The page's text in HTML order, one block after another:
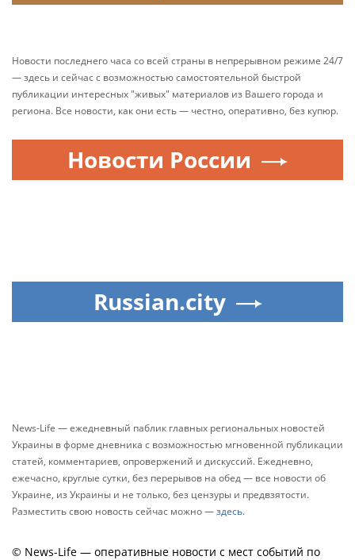
Новости последнего часа со всей страны в непрерывном режиме 24/7
— здесь и сейчас с возможностью самостоятельной быстрой
публикации интересных "живых" материалов из Вашего города и
региона. Все новости, как они есть — честно, оперативно, без купюр.
Новости России
Russian.city
News-Life — ежедневный паблик главных региональных новостей
Украины в форме дневника с возможностью мгновенной публикации
статей, комментариев, опровержений и дискуссий. Ежедневно,
ежечасно, круглые сутки, без перерывов на обед — все новости об
Украине, из Украины и не только, без цензуры и предвзятости.
Разместить свою новость сейчас можно —здесь.
© News-Life — оперативные новости с мест событий по